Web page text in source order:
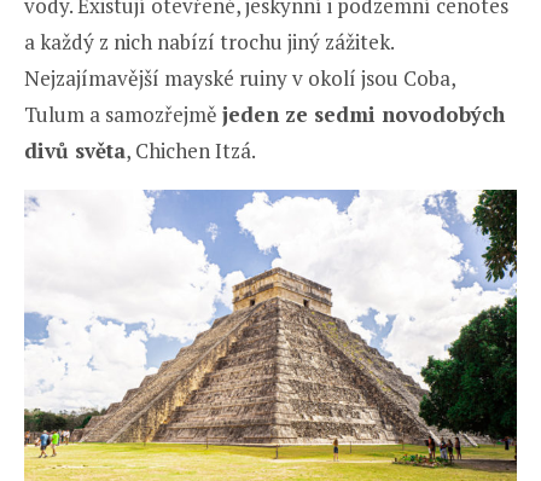
a každý z nich nabízí trochu jiný zážitek.
Nejzajímavější mayské ruiny v okolí jsou Coba,
Tulum a samozřejmě jeden ze sedmi novodobých
divů světa, Chichen Itzá.